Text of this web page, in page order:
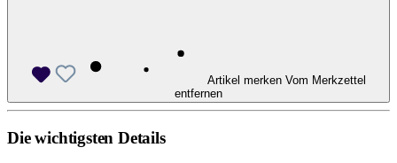
Artikel merken Vom Merkzettel
entfernen
Die wichtigsten Details